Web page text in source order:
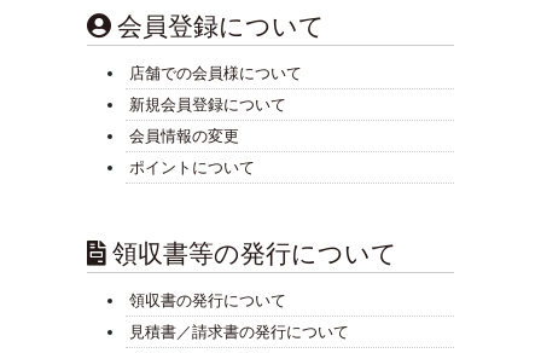
会員登録について
店舗での会員様について
新規会員登録について
会員情報の変更
ポイントについて
領収書等の発行について
領収書の発行について
見積書／請求書の発行について